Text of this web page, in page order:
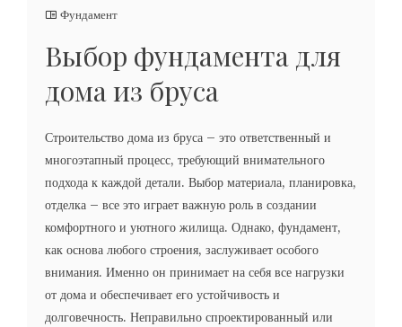
Фундамент
Выбор фундамента для
дома из бруса
Строительство дома из бруса – это ответственный и
многоэтапный процесс, требующий внимательного
подхода к каждой детали. Выбор материала, планировка,
отделка – все это играет важную роль в создании
комфортного и уютного жилища. Однако, фундамент,
как основа любого строения, заслуживает особого
внимания. Именно он принимает на себя все нагрузки
от дома и обеспечивает его устойчивость и
долговечность. Неправильно спроектированный или